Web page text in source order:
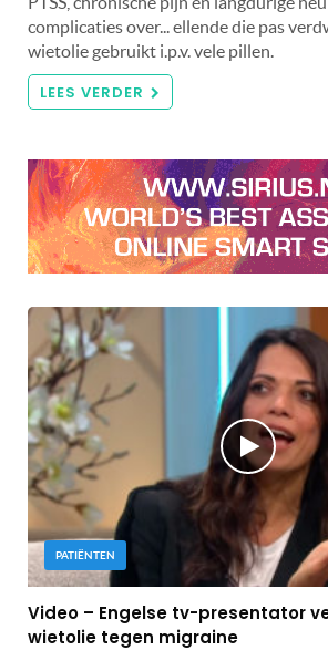
complicaties over... ellende die pas
wietolie gebruikt i.p.v. vele pillen.
LEES VERDER
PATIËNTEN
Video – Engelse tv-presentator
wietolie tegen migraine